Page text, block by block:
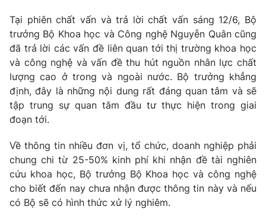
VTV Sức khoẻ Bất động sản
Thị trường 24h Tấm lòng Việt
VTV4 Vươn mình bằng AI
VTV9
Liên hệ tòa soạn English
Tại phiên chất vấn và trả lời chất vấn sáng 12/6, Bộ
trưởng Bộ Khoa học và Công nghệ Nguyễn Quân cũng
đã trả lời các vấn đề liên quan tới thị trường khoa học
và công nghệ và vấn đề thu hút nguồn nhân lực chất
lượng cao ở trong và ngoài nước. Bộ trưởng khẳng
định, đây là những nội dung rất đáng quan tâm và sẽ
tập trung sự quan tâm đầu tư thực hiện trong giai
đoạn tới.
Về thông tin nhiều đơn vị, tổ chức, doanh nghiệp phải
chung chi từ 25-50% kinh phí khi nhận đề tài nghiên
cứu khoa học, Bộ trưởng Bộ Khoa học và công nghệ
cho biết đến nay chưa nhận được thông tin này và nếu
có Bộ sẽ có hình thức xử lý nghiêm.